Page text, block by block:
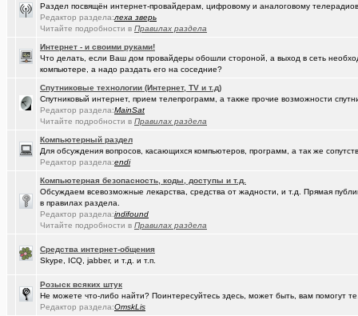
Фото форумчан (елочник)
Мьюинг за 3 минуты (tramov)
Красивая одежда для худеньких девушек (размер 40-42)
Забор из профнастила, как правильно?
Восстановление информации с HDD, SSD, Flash. Ремонт HDD. (Винчесте..)
Любимая Люлюня, с днём рождения!(Sati) +26
чо наезд от "Городского центра учета"?
Авто под заказ по России(Artem178)
мнение оппозиции(DEMON)
Обсуждения фотографий форумчан (на позитивной волне) - 4 (avd173791)
Раздел посвящён интернет-провайдерам, цифровому и аналоговому
Редактор раздела:леха зверь
Читайте подробности в Правилах раздела
Интернет - и своими руками!
Что делать, если Ваш дом провайдеры обошли стороной, а выход в сеть
компьютере, а надо раздать его на соседние?
Спутниковые технологии (Интернет, TV и т.д)
Спутниковый интернет, прием телепрограмм, а также прочие возможности
Редактор раздела:MainSat
Читайте подробности в Правилах раздела
Компьютерный раздел
Для обсуждения вопросов, касающихся компьютеров, программ, а так же
Редактор раздела:endi
Компьютерная безопасность, коды, доступы и т.д.
Обсуждаем всевозможные лекарства, средства от жадности, и т.д. Прямая
в правилах раздела.
Редактор раздела:indifound
Читайте подробности в Правилах раздела
Средства интернет-общения
Skype, ICQ, jabber, и т.д. и т.п.
Розыск всяких штук
Не можете что-либо найти? Поинтересуйтесь здесь, может быть, вам помогут
Редактор раздела:OmskLis